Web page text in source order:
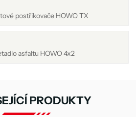
postřikovače HOWO TX
asfaltu HOWO 4x2
PRODUKTY